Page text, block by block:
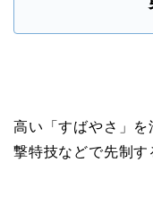
高い「すばやさ」
撃特技などで先制す